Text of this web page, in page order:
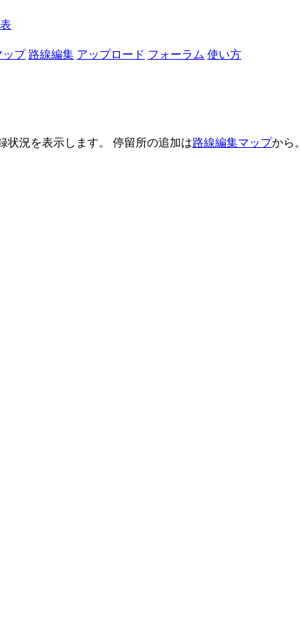
ップ 路線編集 アップロード フォーラム 使い方
状況を表示します。 停留所の追加は路線編集マップから。